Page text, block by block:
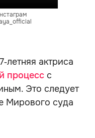
актриса
процесс с
Это следует
Мирового суда